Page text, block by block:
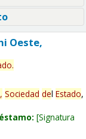
Oeste,
.
Sociedad del Estado,
Signatura